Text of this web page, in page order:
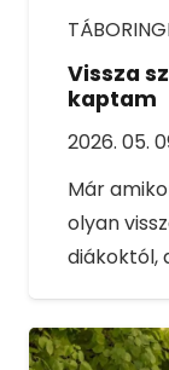
Vissza
kaptam
2026. 05.
Már
olyan
diákoktól,